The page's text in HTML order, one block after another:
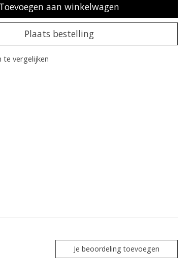
Toevoegen aan winkelwagen
Plaats bestelling
te vergelijken
Je beoordeling toevoegen